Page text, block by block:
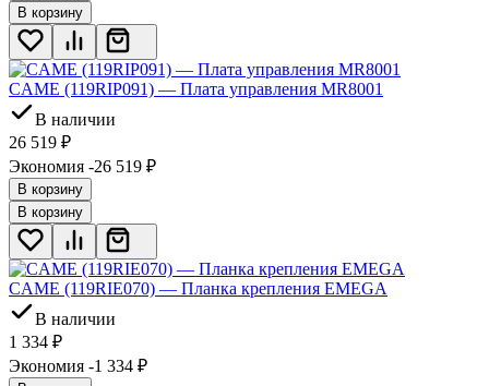
В корзину
CAME (119RIP091) — Плата управления MR8001
В наличии
26 519 ₽
Экономия -26 519 ₽
В корзину
В корзину
CAME (119RIE070) — Планка крепления EMEGA
В наличии
1 334 ₽
Экономия -1 334 ₽